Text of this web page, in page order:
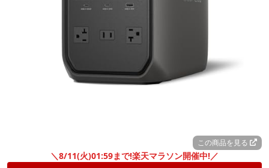
この商品を見る
＼8/11(火)01:59まで!楽天マラソン開催中!／